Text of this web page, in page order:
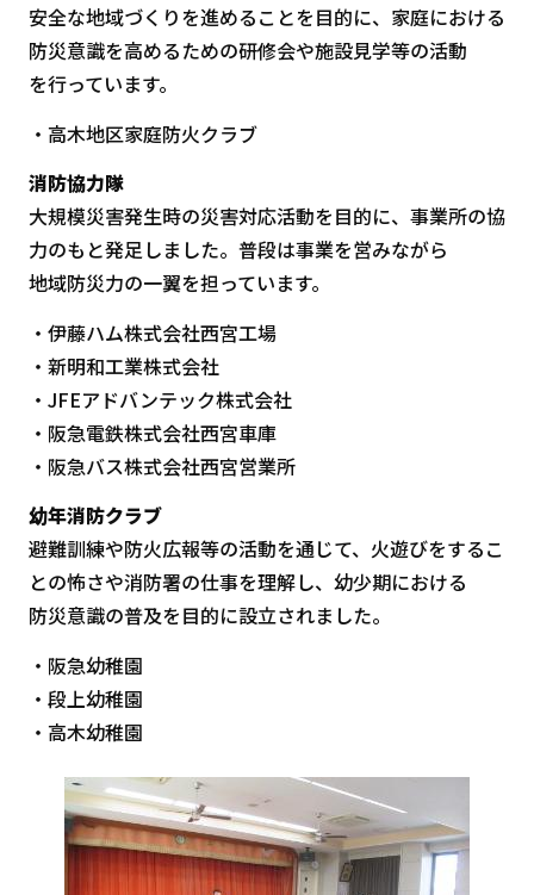
安全な地域づくりを進めることを目的に、家庭における
防災意識を高めるための研修会や施設見学等の活動
を行っています。
・高木地区家庭防火クラブ
消防協力隊
大規模災害発生時の災害対応活動を目的に、事業所の協
力のもと発足しました。普段は事業を営みながら
地域防災力の一翼を担っています。
・伊藤ハム株式会社西宮工場
・新明和工業株式会社
・JFEアドバンテック株式会社
・阪急電鉄株式会社西宮車庫
・阪急バス株式会社西宮営業所
幼年消防クラブ
避難訓練や防火広報等の活動を通じて、火遊びをするこ
との怖さや消防署の仕事を理解し、幼少期における
防災意識の普及を目的に設立されました。
・阪急幼稚園
・段上幼稚園
・高木幼稚園